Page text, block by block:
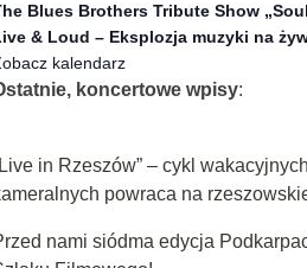
Blues Brothers Tribute Show
& Loud – Eksplozja muzyki na
kalendarz
koncertowe wpisy:
in Rzeszów” – cykl
powraca na
nami siódma edycja